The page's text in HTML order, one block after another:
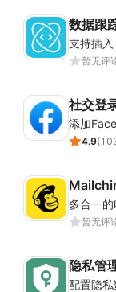
数据跟
暂无评
社交登
4.9(
多合一
暂无评
隐私管